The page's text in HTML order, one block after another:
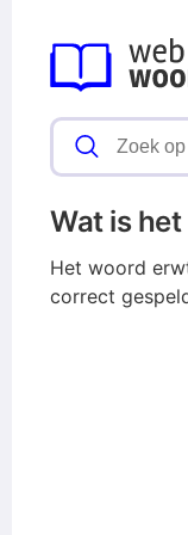
Wat is
Het woord
correct